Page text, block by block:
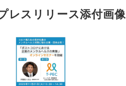
レスリリース添付画像